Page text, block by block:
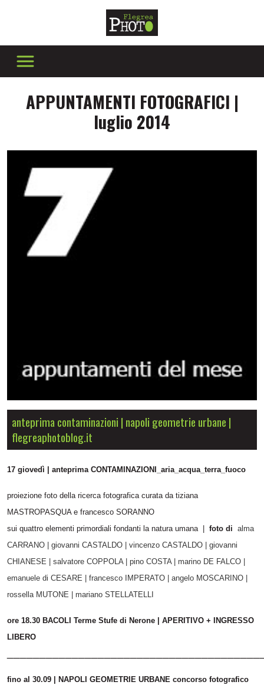
APPUNTAMENTI FOTOGRAFICI |
luglio 2014
anteprima contaminazioni | napoli geometrie urbane |
flegreaphotoblog.it
17 giovedì | anteprima CONTAMINAZIONI_aria_acqua_terra_fuoco
proiezione foto della ricerca fotografica curata da tiziana
MASTROPASQUA e francesco SORANNO
sui quattro elementi primordiali fondanti la natura umana | foto di alma
CARRANO | giovanni CASTALDO | vincenzo CASTALDO | giovanni
CHIANESE | salvatore COPPOLA | pino COSTA | marino DE FALCO |
emanuele di CESARE | francesco IMPERATO | angelo MOSCARINO |
rossella MUTONE | mariano STELLATELLI
ore 18.30 BACOLI Terme Stufe di Nerone | APERITIVO + INGRESSO
LIBERO
fino al 30.09 | NAPOLI GEOMETRIE URBANE concorso fotografico